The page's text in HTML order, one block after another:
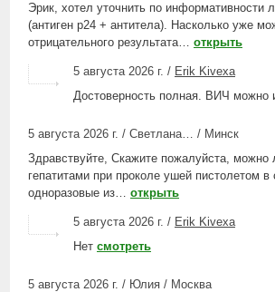
Эрик, хотел уточнить по информативности
(антиген p24 + антитела). Насколько уже
отрицательного результата… открыть
5 августа 2026 г. / Erik Kivexa
Достоверность полная. ВИЧ можно
5 августа 2026 г. / Светлана… / Минск
Здравствуйте, Скажите пожалуйста, можно
гепатитами при проколе ушей пистолетом
одноразовые из… открыть
5 августа 2026 г. / Erik Kivexa
Нет смотреть
5 августа 2026 г. / Юлия / Москва